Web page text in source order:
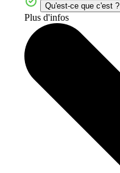
Qu'est-ce que c'est ?
Plus d'infos